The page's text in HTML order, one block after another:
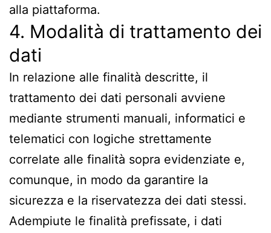
alla piattaforma.
4. Modalità di trattamento dei
dati
In relazione alle finalità descritte, il
trattamento dei dati personali avviene
mediante strumenti manuali, informatici e
telematici con logiche strettamente
correlate alle finalità sopra evidenziate e,
comunque, in modo da garantire la
sicurezza e la riservatezza dei dati stessi.
Adempiute le finalità prefissate, i dati